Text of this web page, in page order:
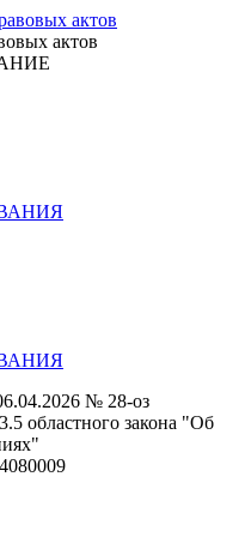
актов
№ 28-оз
областного закона "Об